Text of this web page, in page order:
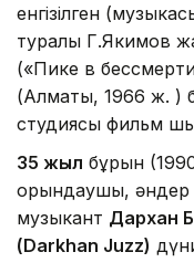
енгізілген
туралы Г.Якимов
(«Пике в
(Алматы, 1966 ж. )
студиясы фильм
35 жыл бұрын
орындаушы, әндер
музыкант Дархан
(Darkhan Juzz)